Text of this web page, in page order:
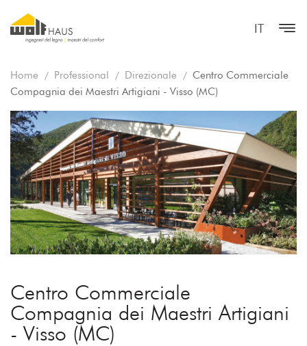
IT
Home Professional Direzionale
Centro Commerciale
Compagnia dei Maestri Artigiani - Visso (MC)
Centro Commerciale
Compagnia dei Maestri Artigiani
- Visso (MC)